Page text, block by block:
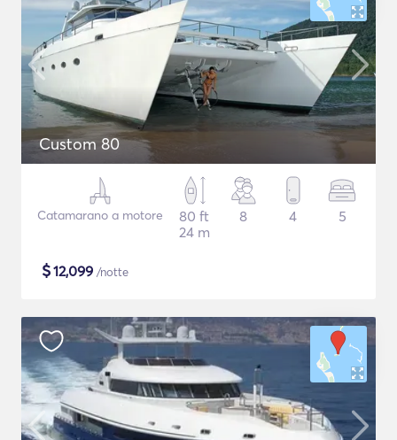
Custom 80
Catamarano a motore
80 ft
24 m
8 4 5
$12,099 /notte